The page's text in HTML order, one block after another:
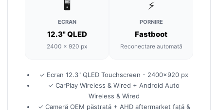
Ssangyong
🖥️
ECRAN
12.3" QLED
2400 × 920 px
⚡
PORNIRE
Fastboot
Reconectare automată
✓ Ecran 12.3" QLED Touchscreen - 2400×920 px
✓ CarPlay Wireless & Wired + Android Auto
Wireless & Wired
✓ Cameră OEM păstrată + AHD aftermarket față &